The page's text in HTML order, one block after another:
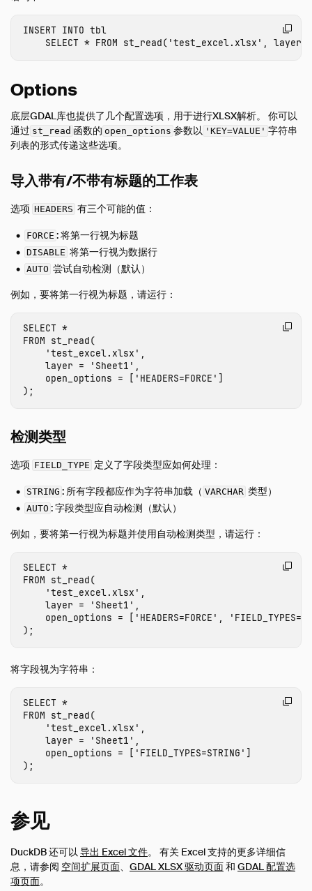
Python
代码片段
术语表
离线浏览
开发
Why DuckDB
Media
Live Demo
INSERT INTO tbl
SELECT * FROM st_read( 'test_excel.xlsx' , layer
Options
底层GDAL库也提供了几个配置选项，用于进行XLSX解析。 你可以
通过 st_read 函数的 open_options 参数以 'KEY=VALUE' 字符串
列表的形式传递这些选项。
导入带有/不带有标题的工作表
选项 HEADERS 有三个可能的值：
FORCE : 将第一行视为标题
DISABLE 将第一行视为数据行
AUTO 尝试自动检测（默认）
例如，要将第一行视为标题，请运行：
SELECT *
FROM st_read(
'test_excel.xlsx' ,
layer = 'Sheet1' ,
open_options = [ 'HEADERS=FORCE' ]
);
检测类型
选项 FIELD_TYPE 定义了字段类型应如何处理：
STRING : 所有字段都应作为字符串加载（ VARCHAR 类型）
AUTO : 字段类型应自动检测（默认）
例如，要将第一行视为标题并使用自动检测类型，请运行：
SELECT *
FROM st_read(
'test_excel.xlsx' ,
layer = 'Sheet1' ,
open_options = [ 'HEADERS=FORCE' ,
);
将字段视为字符串：
SELECT *
FROM st_read(
'test_excel.xlsx' ,
layer = 'Sheet1' ,
open_options = [ 'FIELD_TYPES=STRING' ]
);
参见
DuckDB 还可以 导出 Excel 文件。 有关 Excel 支持的更多详细信
息，请参阅 空间扩展页面、 GDAL XLSX 驱动页面和 GDAL 配置选
项页面。